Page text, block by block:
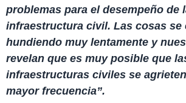
problemas para el desempeño de
infraestructura civil. Las cosas se
hundiendo muy lentamente y
revelan que es muy posible que
infraestructuras civiles se
mayor frecuencia”.